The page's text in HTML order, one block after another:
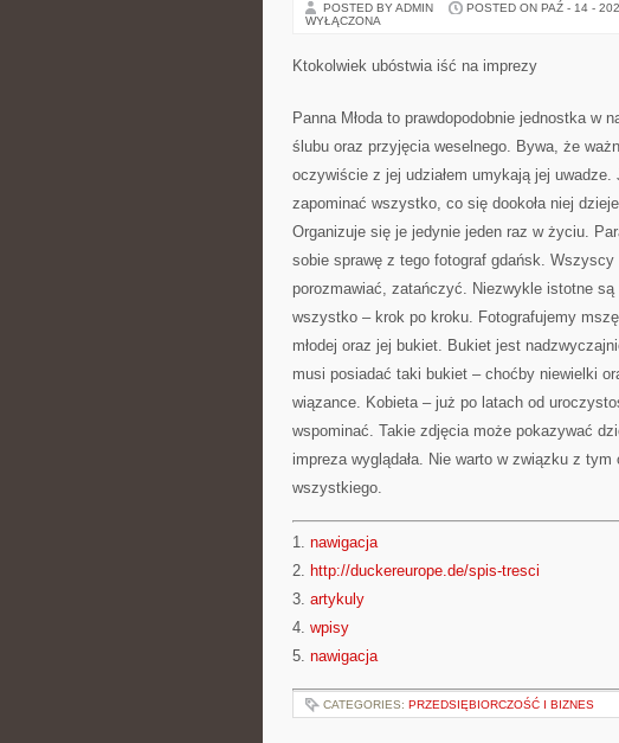
POSTED BY ADMIN POSTED ON PAŹ - 14 -
WYŁĄCZONA
Ktokolwiek ubóstwia iść na imprezy
Panna Młoda to prawdopodobnie jednostka w
ślubu oraz przyjęcia weselnego. Bywa, że
oczywiście z jej udziałem umykają jej
zapominać wszystko, co się dookoła niej
Organizuje się je jedynie jeden raz w życiu.
sobie sprawę z tego fotograf gdańsk.
porozmawiać, zatańczyć. Niezwykle istotne
wszystko – krok po kroku. Fotografujemy
młodej oraz jej bukiet. Bukiet jest
musi posiadać taki bukiet – choćby niewielki
wiązance. Kobieta – już po latach od
wspominać. Takie zdjęcia może pokazywać
impreza wyglądała. Nie warto w związku z
wszystkiego.
1. nawigacja
2. http://duckereurope.de/spis-tresci
3. artykuly
4. wpisy
5. nawigacja
CATEGORIES: PRZEDSIĘBIORCZOŚĆ I BIZNES